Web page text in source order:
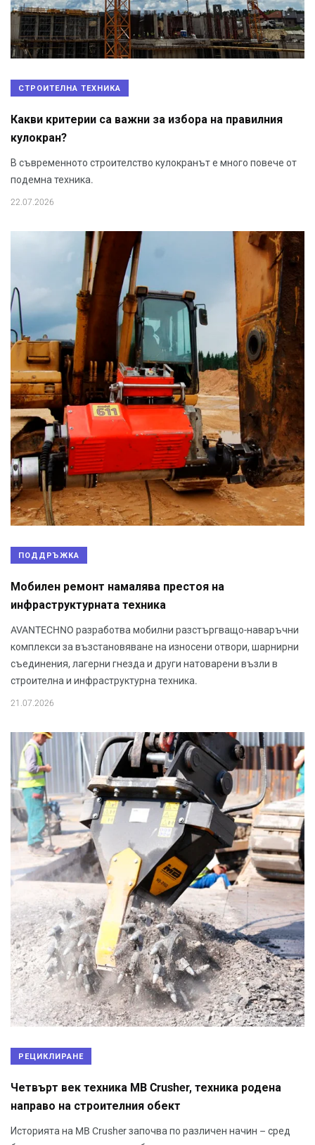
СТРОИТЕЛНА ТЕХНИКА
Какви критерии са важни за избора на правилния
кулокран?
В съвременното строителство кулокранът е много повече от
подемна техника.
22.07.2026
ПОДДРЪЖКА
Мобилен ремонт намалява престоя на
инфраструктурната техника
AVANTECHNO разработва мобилни разстъргващо-наваръчни
комплекси за възстановяване на износени отвори, шарнирни
съединения, лагерни гнезда и други натоварени възли в
строителна и инфраструктурна техника.
21.07.2026
РЕЦИКЛИРАНЕ
Четвърт век техника MB Crusher, техника родена
направо на строителния обект
Историята на MB Crusher започва по различен начин – сред